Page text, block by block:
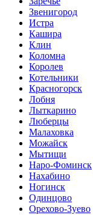
Звенигород
Истра
Кашира
Клин
Коломна
Королев
Котельники
Красногорск
Лобня
Лыткарино
Люберцы
Малаховка
Можайск
Мытищи
Наро-Фоминск
Нахабино
Ногинск
Одинцово
Орехово-Зуево